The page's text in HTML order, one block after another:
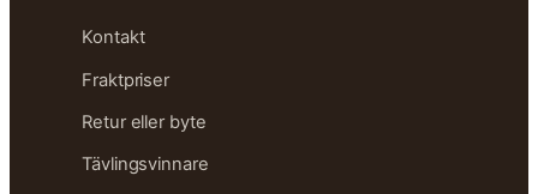
Kontakt
Fraktpriser
Retur eller byte
Tävlingsvinnare